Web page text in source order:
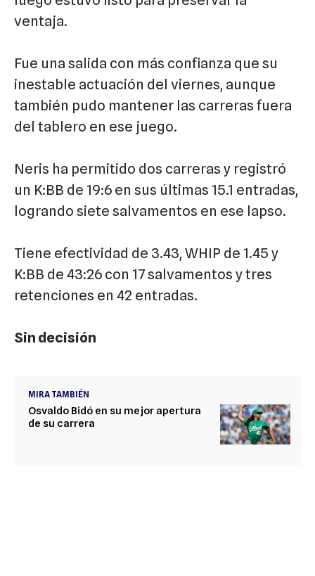
ventaja.
Fue una salida con más confianza que su
inestable actuación del viernes, aunque
también pudo mantener las carreras fuera
del tablero en ese juego.
Neris ha permitido dos carreras y registró
un K:BB de 19:6 en sus últimas 15.1 entradas,
logrando siete salvamentos en ese lapso.
Tiene efectividad de 3.43, WHIP de 1.45 y
K:BB de 43:26 con 17 salvamentos y tres
retenciones en 42 entradas.
Sin decisión
MIRA TAMBIÉN
Osvaldo Bidó en su mejor apertura
de su carrera